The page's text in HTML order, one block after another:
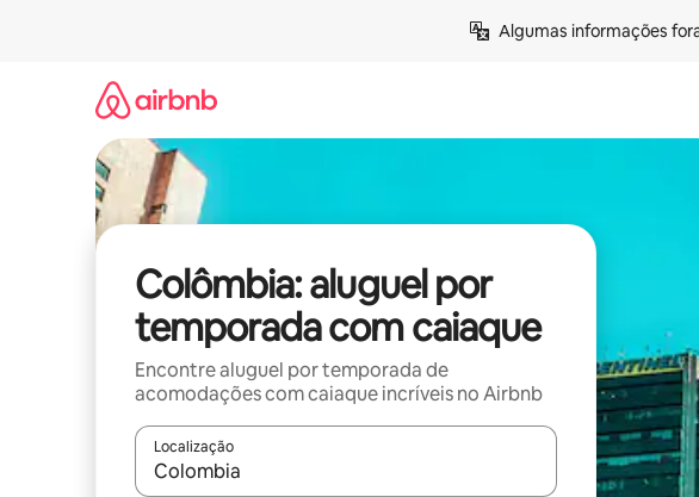
Algumas informações
Colômbia: aluguel por
temporada com caiaque
Encontre aluguel por temporada de
acomodações com caiaque incríveis no Airbnb
Localização
Quando os resultados estiverem disponíveis, explore-os usando as